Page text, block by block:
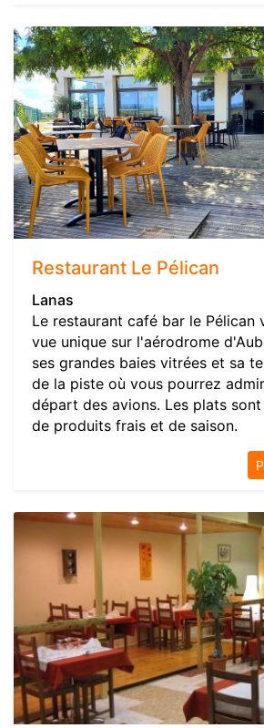
Restaurant Le Pélican
Lanas
Le restaurant café bar le Pélican
vue unique sur l'aérodrome
ses grandes baies vitrées et sa
de la piste où vous pourrez
départ des avions. Les plats
de produits frais et de saison.